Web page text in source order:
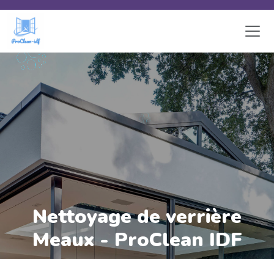
Skip to main content
Nettoyage de verrière
Meaux - ProClean IDF